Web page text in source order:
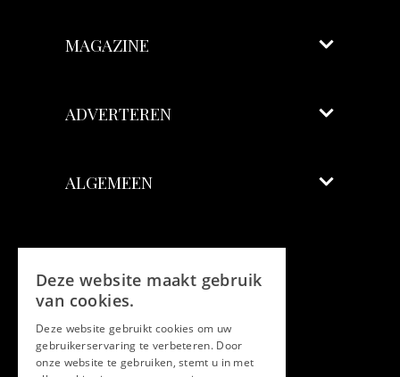
MAGAZINE
ADVERTEREN
ALGEMEEN
Facebook
Twitter
Deze website maakt gebruik
van cookies.
Deze website gebruikt cookies om uw
gebruikerservaring te verbeteren. Door
onze website te gebruiken, stemt u in met